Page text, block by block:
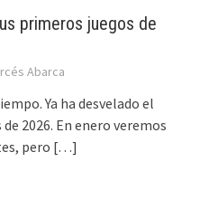
primeros juegos de
Abarca
Ya ha desvelado el
2026. En enero veremos
pero […]